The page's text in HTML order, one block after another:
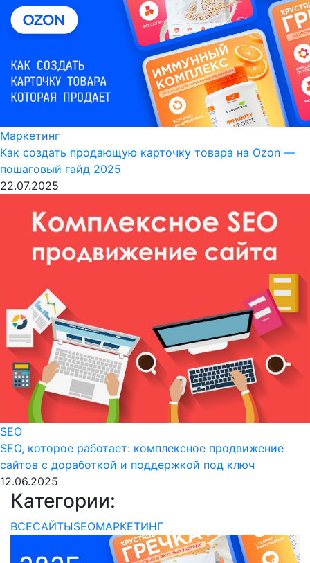
Маркетинг
Как создать продающую карточку товара на Ozon —
пошаговый гайд 2025
22.07.2025
SEO
SEO, которое работает: комплексное продвижение
сайтов с доработкой и поддержкой под ключ
12.06.2025
Категории:
ВСЕСАЙТЫSEOМАРКЕТИНГ